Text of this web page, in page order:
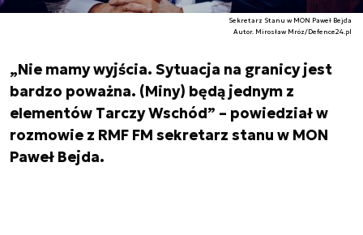
Sekretarz Stanu w MON Paweł Bejda
Autor. Mirosław Mróz/Defence24.pl
„Nie mamy wyjścia. Sytuacja na granicy jest
bardzo poważna. (Miny) będą jednym z
elementów Tarczy Wschód” – powiedział w
rozmowie z RMF FM sekretarz stanu w MON
Paweł Bejda.